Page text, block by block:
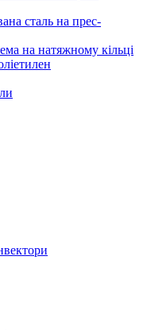
сталь на прес-
на натяжному кільці